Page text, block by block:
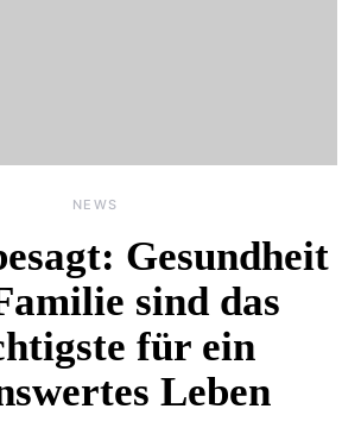
NEWS
Gesundheit
sind das
für ein
Leben